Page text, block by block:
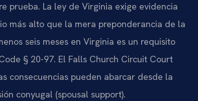
prueba. La ley de Virginia exige evidencia
más alto que la mera preponderancia de la
seis meses en Virginia es un requisito
§ 20-97. El Falls Church Circuit Court
consecuencias pueden abarcar desde la
conyugal (spousal support).